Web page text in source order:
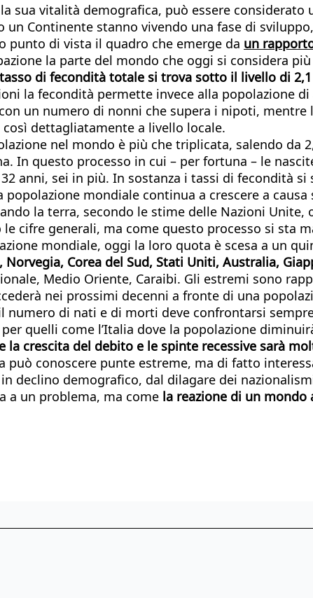
sua vitalità demografica, può essere
un Continente stanno vivendo una fase di
punto di vista il quadro che emerge da un
la parte del mondo che oggi si considera più
di fecondità totale si trova sotto il livello di
la fecondità permette invece alla popolazione
un numero di nonni che supera i nipoti, mentre
dettagliatamente a livello locale.
nel mondo è più che triplicata, salendo
In questo processo in cui – per fortuna – le
anni, sei in più. In sostanza i tassi di fecondità
mondiale continua a crescere a
la terra, secondo le stime delle Nazioni
cifre generali, ma come questo processo si sta
mondiale, oggi la loro quota è scesa a un
Corea del Sud, Stati Uniti, Australia,
Medio Oriente, Caraibi. Gli estremi sono
nei prossimi decenni a fronte di una
numero di nati e di morti deve confrontarsi
quelli come l’Italia dove la popolazione
la crescita del debito e le spinte recessive sarà
può conoscere punte estreme, ma di fatto
declino demografico, dal dilagare dei
a un problema, ma come la reazione di un mondo